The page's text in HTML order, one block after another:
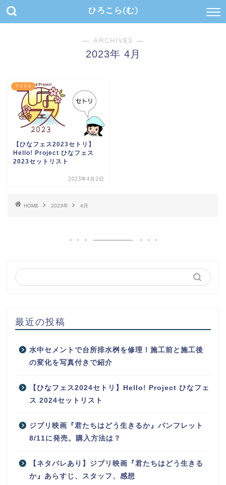
ひろこら(む)
― ARCHIVES ―
2023年 4月
アイドル
【ひなフェス2023セトリ】
Hello! Project ひなフェス
2023セットリスト
2023年4月2日
HOME 2023年 4月
最近の投稿
水中セメントで台所排水桝を修理！施工前と施工後
の変化を写真付きで紹介
【ひなフェス2024セトリ】Hello! Project ひなフェ
ス 2024セットリスト
ジブリ映画『君たちはどう生きるか』パンフレット
8/11に発売。購入方法は？
【ネタバレあり】ジブリ映画『君たちはどう生きる
か』あらすじ、スタッフ、感想